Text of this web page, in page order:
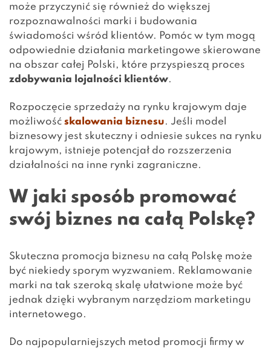
może przyczynić się również do większej
rozpoznawalności marki i budowania
świadomości wśród klientów. Pomóc w tym mogą
odpowiednie działania marketingowe skierowane
na obszar całej Polski, które przyspieszą proces
zdobywania lojalności klientów.
Rozpoczęcie sprzedaży na rynku krajowym daje
możliwość skalowania biznesu. Jeśli model
biznesowy jest skuteczny i odniesie sukces na rynku
krajowym, istnieje potencjał do rozszerzenia
działalności na inne rynki zagraniczne.
W jaki sposób promować
swój biznes na całą Polskę?
Skuteczna promocja biznesu na całą Polskę może
być niekiedy sporym wyzwaniem. Reklamowanie
marki na tak szeroką skalę ułatwione może być
jednak dzięki wybranym narzędziom marketingu
internetowego.
Do najpopularniejszych metod promocji firmy w